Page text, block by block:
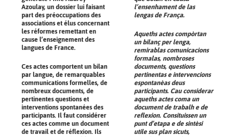
Azoulay, un dossier lui faisant
part des préoccupations des
associations et élus concernant
les réformes remettant en
cause l’enseignement des
langues de France.
Ces actes comportent un bilan
par langue, de remarquables
communications formelles, de
nombreux documents, de
pertinentes questions et
interventions spontanées des
participants. Il faut considérer
ces actes comme un document
de travail et de réflexion. Ils
l’ensenhament de las
lengas de França.
Aqueths actes compòrtan
un bilanç per lenga,
remirablas comunicacions
formalas, nombroses
documents, questions
pertinentas e intervencions
espontanèas deus
participants. Cau considerar
aqueths actes coma un
document de trabalh e de
reflexion. Consituissen un
punt d’etapa e de sintèsi
utile sus plan sicuts,